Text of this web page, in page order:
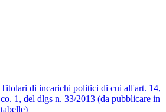
Titolari di incarichi politici di cui all'art. 14,
co. 1, del dlgs n. 33/2013 (da pubblicare in
tabelle)